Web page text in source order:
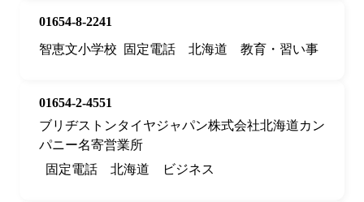
01654-8-2241
智恵文小学校
固定電話 北海道 教育・習い事
01654-2-4551
ブリヂストンタイヤジャパン株式会社北海道カン
パニー名寄営業所
固定電話
北海道 ビジネス